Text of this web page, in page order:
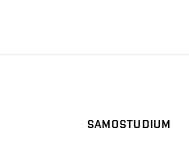
SAMOSTUDIUM